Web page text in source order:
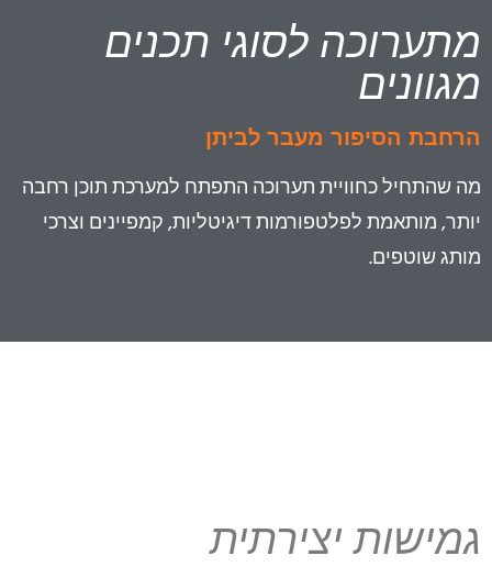
מתערוכה לסוגי תכנים
מגוונים
הרחבת הסיפור מעבר לביתן
מה שהתחיל כחוויית תערוכה התפתח למערכת תוכן רחבה
יותר, מותאמת לפלטפורמות דיגיטליות, קמפיינים וצרכי
מותג שוטפים.
גמישות יצירתית